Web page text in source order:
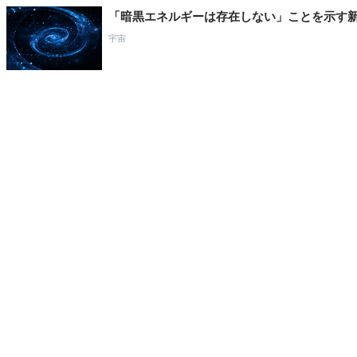
「暗黒エネルギーは存在しない」ことを示す
宇宙